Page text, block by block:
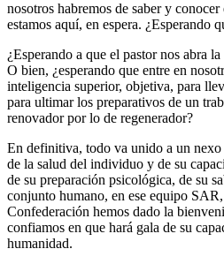
nosotros habremos de saber y
estamos aquí, en espera. ¿Esperando
¿Esperando a que el pastor nos abra
O bien, ¿esperando que entre en
inteligencia superior, objetiva, para
para ultimar los preparativos de un
renovador por lo de regenerador?
En definitiva, todo va unido a un
de la salud del individuo y de su
de su preparación psicológica, de su
conjunto humano, en ese equipo
Confederación hemos dado la
confiamos en que hará gala de su
humanidad.